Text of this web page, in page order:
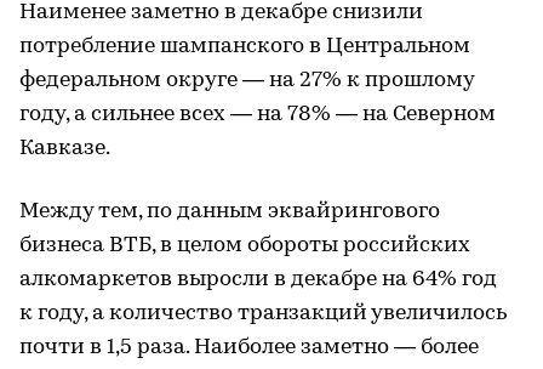
Наименее заметно в декабре снизили
потребление шампанского в Центральном
федеральном округе — на 27% к прошлому
году, а сильнее всех — на 78% — на Северном
Кавказе.
Между тем, по данным эквайрингового
бизнеса ВТБ, в целом обороты российских
алкомаркетов выросли в декабре на 64% год
к году, а количество транзакций увеличилось
почти в 1,5 раза. Наиболее заметно — более